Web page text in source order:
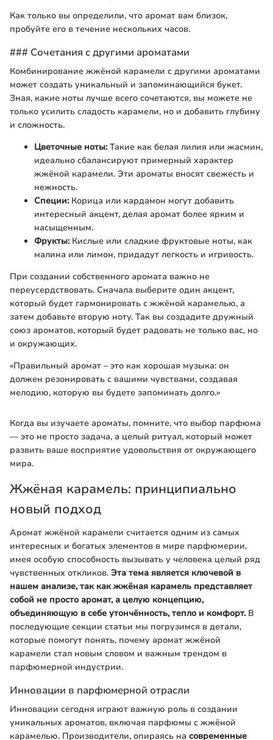
Как только вы определили, что аромат вам близок,
пробуйте его в течение нескольких часов.
### Сочетания с другими ароматами
Комбинирование жжёной карамели с другими ароматами
может создать уникальный и запоминающийся букет.
Зная, какие ноты лучше всего сочетаются, вы можете не
только усилить сладость карамели, но и добавить глубину
и сложность.
Цветочные ноты:Такие как белая лилия или жасмин,
идеально сбаланcируют примерный характер
жжёной карамели. Эти ароматы вносят свежесть и
нежность.
Специи:Корица или кардамон могут добавить
интересный акцент, делая аромат более ярким и
насыщенным.
Фрукты:Кислые или сладкие фруктовые ноты, как
малина или лимон, придадут легкость и игривость.
При создании собственного аромата важно не
переусердствовать. Сначала выберите один акцент,
который будет гармонировать с жжёной карамелью, а
затем добавьте вторую ноту. Так вы создадите дружный
союз ароматов, который будет радовать не только вас, но
и окружающих.
«Правильный аромат – это как хорошая музыка: он
должен резонировать с вашими чувствами, создавая
мелодию, которую вы будете запоминать долго.»
Когда вы изучаете ароматы, помните, что выбор парфюма
— это не просто задача, а целый ритуал, который может
развить ваше восприятие удовольствия от окружающего
мира.
Жжёная карамель: принципиально
новый подход
Аромат жжёной карамели считается одним из самых
интересных и богатых элементов в мире парфюмерии,
имея особую способность вызывать у человека целый ряд
чувственных откликов. Эта тема является ключевой в
нашем анализе, так как жжёная карамель представляет
собой не просто аромат, а целую концепцию,
объединяющую в себе утончённость, тепло и комфорт.В
последующие секции статьи мы погрузимся в детали,
которые помогут понять, почему аромат жжёной
карамели стал новым словом и важным трендом в
парфюмерной индустрии.
Инновации в парфюмерной отрасли
Инновации сегодня играют важную роль в создании
уникальных ароматов, включая парфюмы с жжёной
карамелью. Производители, опираясь на современные